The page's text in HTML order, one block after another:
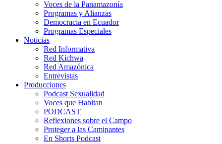
Voces de la Panamazonía
Programas y Alianzas
Democracia en Ecuador
Programas Especiales
Noticias
Red Informativa
Red Kichwa
Red Amazónica
Entrevistas
Producciones
Podcast Sexualidad
Voces que Habitan
PODCAST
Reflexiones sobre el Campo
Proteger a las Caminantes
En Shorts Podcast